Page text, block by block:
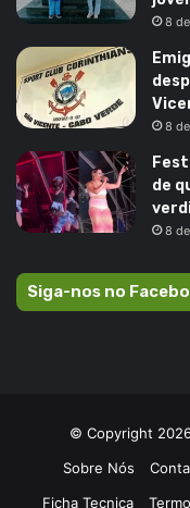
8
8
de
8
Siga-nos no
© Copyright
Sobre Nós
Ficha Tecnica